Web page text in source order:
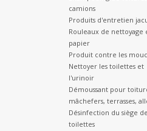
camions
Produits d'entretien
Rouleaux de nettoyage
papier
Produit contre les
Nettoyer les toilettes et
l'urinoir
Démoussant pour
mâchefers, terrasses,
Désinfection du siège
toilettes